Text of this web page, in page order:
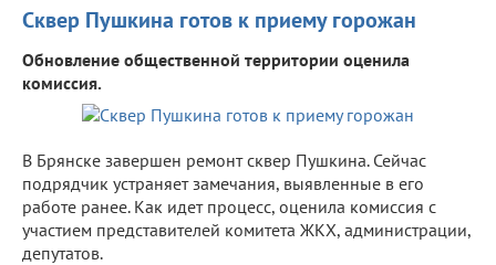
Сквер Пушкина готов к приему горожан
Обновление общественной территории оценила
комиссия.
В Брянске завершен ремонт сквер Пушкина. Сейчас
подрядчик устраняет замечания, выявленные в его
работе ранее. Как идет процесс, оценила комиссия с
участием представителей комитета ЖКХ, администрации,
депутатов.